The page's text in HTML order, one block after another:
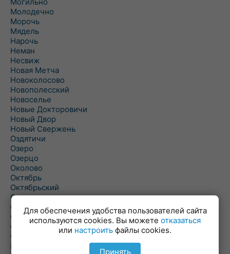
Молодечно
Морочь
Мядель
Нарочь
Неман
Несвиж
Новая Метча
Новоколосово
Новополесский
Новоселье
Новые Докторовичи
Новый Двор
Новый Свержень
Оздятичи
Озеро
Озерцо
Околово
Октябрь
Октябрьский
Олехновичи
Омговичи
Оношки
Осовец
Острошицкий Городок
Пасека
Для обеспечения удобства пользователей сайта
используются cookies. Вы можете отказаться
или настроить файлы cookies.
Принять